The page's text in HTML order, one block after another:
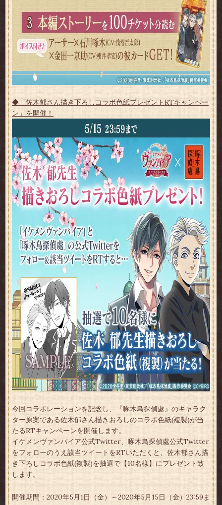
◆「佐木郁さん描き下ろしコラボ色紙プレゼントRTキャンペー
ン」を開催！
今回コラボレーションを記念し、『啄木鳥探偵處』のキャラク
ター原案である佐木郁さん描きおろしのコラボ色紙(複製)が当
たるRTキャンペーンを開催します。
イケメンヴァンパイア公式Twitter、啄木鳥探偵處公式Twitter
をフォローのうえ該当ツイートをRTいただくと、佐木郁さん描
き下ろしコラボ色紙(複製)を抽選で【10名様】にプレゼント致
します。
開催期間：2020年5月1日（金）～2020年5月15日（金）23:59ま